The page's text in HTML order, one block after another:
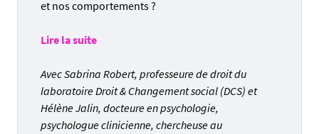
et nos comportements ?
Lire la suite
Avec Sabrina Robert, professeure de droit du
laboratoire Droit & Changement social (DCS) et
Hélène Jalin, docteure en psychologie,
psychologue clinicienne, chercheuse au